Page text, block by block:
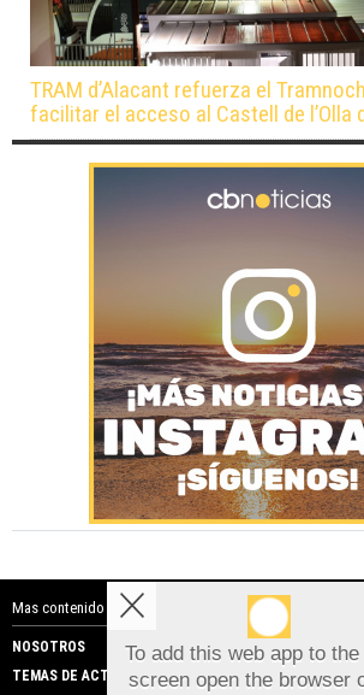
TRAM d’Alacant refuerza el
facilitar el acceso al Castell de l’Olla
Mas contenido de Costa Blanca Noticias:
NOSOTROS
PUBLICIDAD
TEMAS DE ACTUALIDAD
To add this web app to the
screen open the browser
Aviso sobre el Uso de